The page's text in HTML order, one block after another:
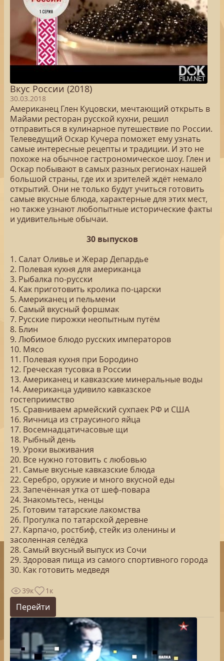
Вкус России (2018)
30.03.2018
Американец Глен Куцовски, мечтающий открыть в
Майами ресторан русской кухни, решил
отправиться в кулинарное путешествие по России.
Телеведущий Оскар Кучера поможет ему узнать
самые интересные рецепты и традиции. И это не
похоже на обычное гастрономическое шоу. Глен и
Оскар побывают в самых разных регионах нашей
большой страны, где их и зрителей ждёт немало
открытий. Они не только будут учиться готовить
самые вкусные блюда, характерные для этих мест,
но также узнают любопытные исторические факты
и удивительные обычаи.
30 выпусков
1. Салат Оливье и Жерар Депардье
2. Полевая кухня для американца
3. Рыбалка по-русски
4. Как приготовить кролика по-царски
5. Американец и пельмени
6. Самый вкусный форшмак
7. Русские пирожки неопытным путём
8. Блин
9. Любимое блюдо русских императоров
10. Мясо
11. Полевая кухня при Бородино
12. Греческая тусовка в России
13. Американец и кавказские минеральные воды
14. Американца удивило кавказское
гостеприимство
15. Сравниваем армейский сухпаек РФ и США
16. Яичница из страусиного яйца
17. Восемнадцатичасовые щи
18. Рыбный день
19. Уроки выживания
20. Все нужно готовить с любовью
21. Самые вкусные кавказские блюда
22. Серебро, оружие и много вкусной еды
23. Запечённая утка от шеф-повара
24. Знакомьтесь, ненцы
25. Готовим татарские лакомства
26. Прогулка по татарской деревне
27. Карпачо, ростбиф, стейк из оленины и
засоленная селёдка
28. Самый вкусный выпуск из Сочи
29. Здоровая пища из самого спортивного города
30. Как готовить медведя
39к 1к
Перейти